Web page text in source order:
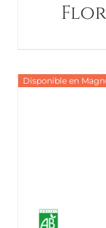
Disponible en